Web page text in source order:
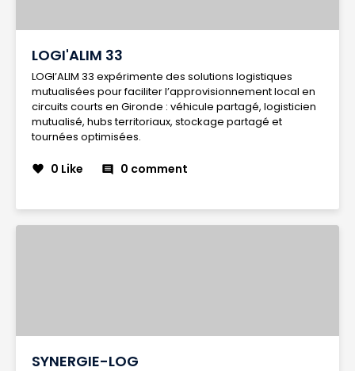
LOGI'ALIM 33
LOGI’ALIM 33 expérimente des solutions logistiques
mutualisées pour faciliter l’approvisionnement local en
circuits courts en Gironde : véhicule partagé, logisticien
mutualisé, hubs territoriaux, stockage partagé et
tournées optimisées.
favorite 0 Like comment 0 comment
SYNERGIE-LOG